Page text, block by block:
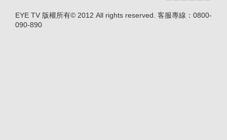
EYE TV 版權所有© 2012 All rights reserved. 客服專線：0800-
090-890